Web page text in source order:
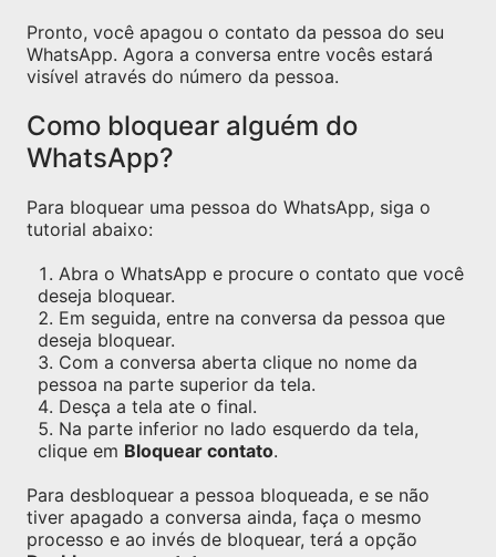
Pronto, você apagou o contato da pessoa do seu
WhatsApp. Agora a conversa entre vocês estará
visível através do número da pessoa.
Como bloquear alguém do
WhatsApp?
Para bloquear uma pessoa do WhatsApp, siga o
tutorial abaixo:
Abra o WhatsApp e procure o contato que você
deseja bloquear.
Em seguida, entre na conversa da pessoa que
deseja bloquear.
Com a conversa aberta clique no nome da
pessoa na parte superior da tela.
Desça a tela ate o final.
Na parte inferior no lado esquerdo da tela,
clique em Bloquear contato.
Para desbloquear a pessoa bloqueada, e se não
tiver apagado a conversa ainda, faça o mesmo
processo e ao invés de bloquear, terá a opção